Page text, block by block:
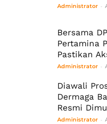
Administrator -
Bersama
Pertamina
Pastikan
Administrator -
Diawali
Dermaga
Resmi
Administrator -